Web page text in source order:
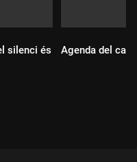
silenci és
Agenda del cap